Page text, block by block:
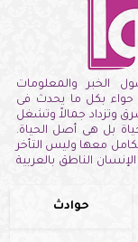
الخبر والمعلومات
حواء بكل ما يحدث فى
وتزداد جمالاً وتشغل
بل هى أصل الحياة.
معها وليس التأخر
الناطق بالعربية
حوادث